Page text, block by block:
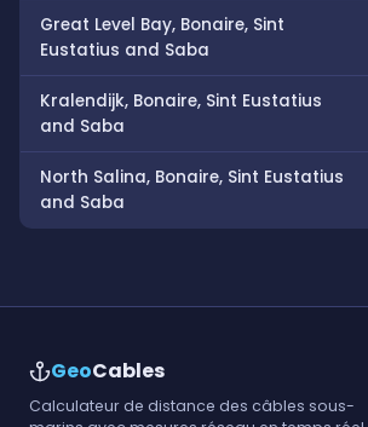
Great Level Bay, Bonaire, Sint
Eustatius and Saba
Kralendijk, Bonaire, Sint Eustatius
and Saba
North Salina, Bonaire, Sint Eustatius
and Saba
GeoCables
Calculateur de distance des câbles sous-